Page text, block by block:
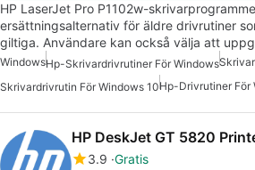
HP LaserJet Pro P1102w-
ersättningsalternativ för äldre drivrutiner
giltiga. Användare kan också välja att
WindowsHp-Skrivardrivrutiner För Windows
Skrivardrivrutin För Windows 10Hp-Drivrutiner För
HP DeskJet GT 5820
3.9 Gratis